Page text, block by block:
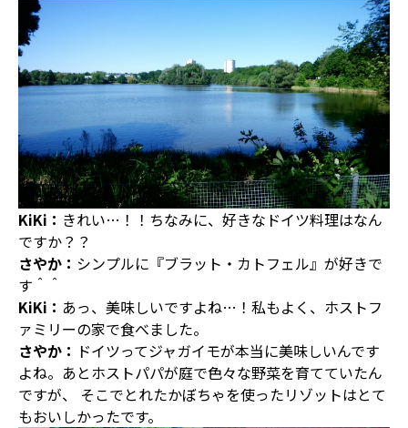
KiKi： きれい…！！ちなみに、好きなドイツ料理はなん
ですか？？
さやか： シンプルに『ブラット・カトフェル』が好きで
す＾＾
KiKi： あっ、美味しいですよね…！私もよく、ホストフ
ァミリーの家で食べました。
さやか： ドイツってジャガイモが本当に美味しいんです
よね。あとホストパパが庭で色々な野菜を育てていたん
ですが、 そこでとれたかぼちゃを使ったリゾットはとて
もおいしかったです。